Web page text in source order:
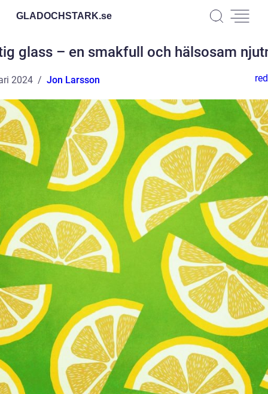
GLADOCHSTARK.se
glass – en smakfull och hälsosam
2024 Jon Larsson